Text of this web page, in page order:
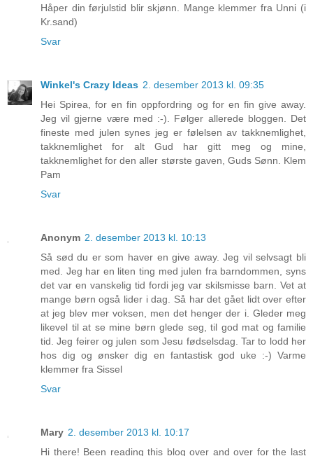
Håper din førjulstid blir skjønn. Mange klemmer fra Unni (i
Kr.sand)
Svar
Winkel's Crazy Ideas 2. desember 2013 kl. 09:35
Hei Spirea, for en fin oppfordring og for en fin give away.
Jeg vil gjerne være med :-). Følger allerede bloggen. Det
fineste med julen synes jeg er følelsen av takknemlighet,
takknemlighet for alt Gud har gitt meg og mine,
takknemlighet for den aller største gaven, Guds Sønn. Klem
Pam
Svar
Anonym 2. desember 2013 kl. 10:13
Så sød du er som haver en give away. Jeg vil selvsagt bli
med. Jeg har en liten ting med julen fra barndommen, syns
det var en vanskelig tid fordi jeg var skilsmisse barn. Vet at
mange børn også lider i dag. Så har det gået lidt over efter
at jeg blev mer voksen, men det henger der i. Gleder meg
likevel til at se mine børn glede seg, til god mat og familie
tid. Jeg feirer og julen som Jesu fødselsdag. Tar to lodd her
hos dig og ønsker dig en fantastisk god uke :-) Varme
klemmer fra Sissel
Svar
Mary 2. desember 2013 kl. 10:17
Hi there! Been reading this blog over and over for the last